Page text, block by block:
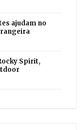
ajudam no
Spirit,